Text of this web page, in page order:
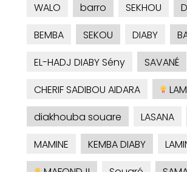
WALO
barro SEKHOU
BEMBA
SEKOU DIABY
EL-HADJ DIABY Sény
SAVANÉ
CHERIF SADIBOU AIDARA
diakhouba souare
LASANA
MAMINE
KEMBA DIABY